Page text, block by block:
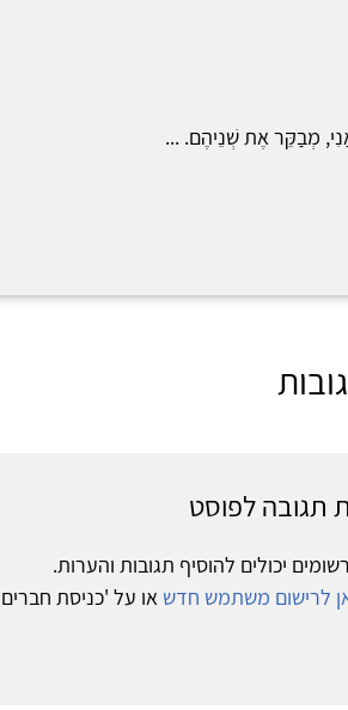
מְבַקֵּר אֶת שְׁנֵיהֶם. ...
תגובה לפוסט
יכולים להוסיף תגובות והערות.
לרישום משתמש חדש או על 'כניסת